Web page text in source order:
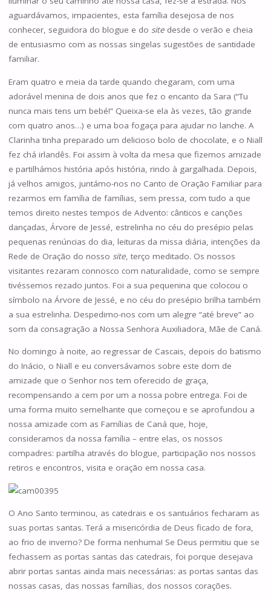
aguardávamos, impacientes, esta família desejosa de nos
conhecer, seguidora do blogue e do sitedesde o verão e cheia
de entusiasmo com as nossas singelas sugestões de santidade
familiar.
Eram quatro e meia da tarde quando chegaram, com uma
adorável menina de dois anos que fez o encanto da Sara (“Tu
nunca mais tens um bebé!” Queixa-se ela às vezes, tão grande
com quatro anos…) e uma boa fogaça para ajudar no lanche. A
Clarinha tinha preparado um delicioso bolo de chocolate, e o Niall
fez chá irlandês. Foi assim à volta da mesa que fizemos amizade
e partilhámos história após história, rindo à gargalhada. Depois,
já velhos amigos, juntámo-nos no Canto de Oração Familiar para
rezarmos em família de famílias, sem pressa, com tudo a que
temos direito nestes tempos de Advento: cânticos e canções
dançadas, Árvore de Jessé, estrelinha no céu do presépio pelas
pequenas renúncias do dia, leituras da missa diária, intenções da
Rede de Oração do nosso site, terço meditado. Os nossos
visitantes rezaram connosco com naturalidade, como se sempre
tivéssemos rezado juntos. Foi a sua pequenina que colocou o
símbolo na Árvore de Jessé, e no céu do presépio brilha também
a sua estrelinha. Despedimo-nos com um alegre “até breve” ao
som da consagração a Nossa Senhora Auxiliadora, Mãe de Caná.
No domingo à noite, ao regressar de Cascais, depois do batismo
do Inácio, o Niall e eu conversávamos sobre este dom de
amizade que o Senhor nos tem oferecido de graça,
recompensando a cem por um a nossa pobre entrega. Foi de
uma forma muito semelhante que começou e se aprofundou a
nossa amizade com as Famílias de Caná que, hoje,
consideramos da nossa família – entre elas, os nossos
compadres: partilha através do blogue, participação nos nossos
retiros e encontros, visita e oração em nossa casa.
O Ano Santo terminou, as catedrais e os santuários fecharam as
suas portas santas. Terá a misericórdia de Deus ficado de fora,
ao frio de inverno? De forma nenhuma! Se Deus permitiu que se
fechassem as portas santas das catedrais, foi porque desejava
abrir portas santas ainda mais necessárias: as portas santas das
nossas casas, das nossas famílias, dos nossos corações.